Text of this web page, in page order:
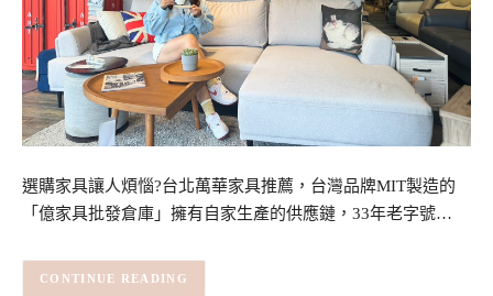
選購家具讓人煩惱?台北萬華家具推薦，台灣品牌MIT製造的
「億家具批發倉庫」擁有自家生產的供應鏈，33年老字號…
CONTINUE READING